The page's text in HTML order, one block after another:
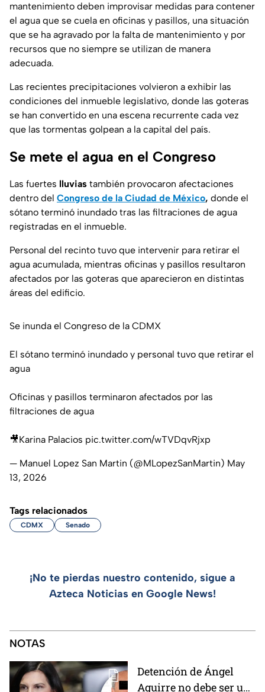
mantenimiento deben improvisar medidas para contener
el agua que se cuela en oficinas y pasillos, una situación
que se ha agravado por la falta de mantenimiento y por
recursos que no siempre se utilizan de manera
adecuada.
Las recientes precipitaciones volvieron a exhibir las
condiciones del inmueble legislativo, donde las goteras
se han convertido en una escena recurrente cada vez
que las tormentas golpean a la capital del país.
Se mete el agua en el Congreso
Las fuertes lluvias también provocaron afectaciones
dentro del Congreso de la Ciudad de México, donde el
sótano terminó inundado tras las filtraciones de agua
registradas en el inmueble.
Personal del recinto tuvo que intervenir para retirar el
agua acumulada, mientras oficinas y pasillos resultaron
afectados por las goteras que aparecieron en distintas
áreas del edificio.
Se inunda el Congreso de la CDMX
El sótano terminó inundado y personal tuvo que retirar el
agua
Oficinas y pasillos terminaron afectados por las
filtraciones de agua
🎥Karina Palacios pic.twitter.com/wTVDqvRjxp
— Manuel Lopez San Martin (@MLopezSanMartin) May
13, 2026
Tags relacionados
CDMX Senado
¡No te pierdas nuestro contenido, sigue a
Azteca Noticias en Google News!
NOTAS
Detención de Ángel
Aguirre no debe ser un